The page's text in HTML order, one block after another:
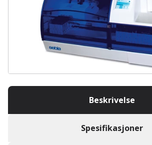
Beskrivelse
Spesifikasjoner